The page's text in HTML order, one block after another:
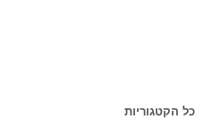
כל הקטגוריות